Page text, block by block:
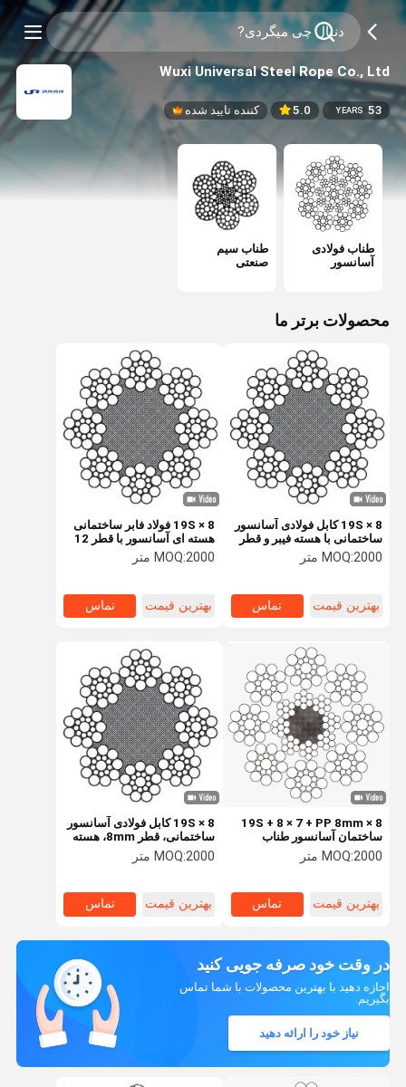
Wuxi Universal Steel Rope Co., Ltd
53
YEARS
5.0 کننده تایید شده
طناب فولادی
آسانسور
طناب سیم
صنعتی
محصولات برتر ما
8 × 19S فولاد فابر ساختمانی
هسته ای آسانسور با قطر 12
میلی متری برای بلند کردن و بالا
بردن
MOQ:2000 متر
بهترین قیمت تماس
8 × 19S کابل فولادی آسانسور
ساختمانی با هسته فیبر و قطر
10 میلی متری برای عملکرد
صاف
MOQ:2000 متر
بهترین قیمت تماس
8 × 19S کابل فولادی آسانسور
ساختمانی، قطر 8mm، هسته
قدرت کششی
MOQ:2000 متر
بهترین قیمت تماس
8 × 19S + 8 × 7 + PP 8mm
ساختمان آسانسور طناب
قدرت کششی برای آسانسور
MOQ:2000 متر
بهترین قیمت تماس
در وقت خود صرفه جویی کنید
اجازه دهید با بهترین محصولات با شما تماس
بگیریم.
نیاز خود را ارائه دهید